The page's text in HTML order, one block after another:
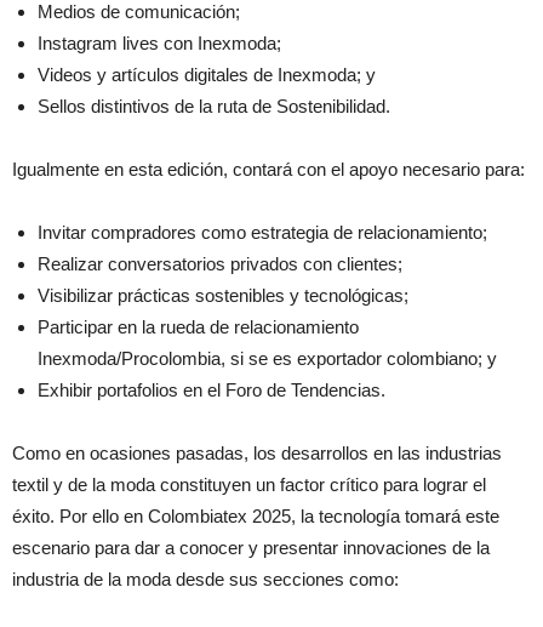
Medios de comunicación;
Instagram lives con Inexmoda;
Videos y artículos digitales de Inexmoda; y
Sellos distintivos de la ruta de Sostenibilidad.
Igualmente en esta edición, contará con el apoyo necesario para:
Invitar compradores como estrategia de relacionamiento;
Realizar conversatorios privados con clientes;
Visibilizar prácticas sostenibles y tecnológicas;
Participar en la rueda de relacionamiento
Inexmoda/Procolombia, si se es exportador colombiano; y
Exhibir portafolios en el Foro de Tendencias.
Como en ocasiones pasadas, los desarrollos en las industrias
textil y de la moda constituyen un factor crítico para lograr el
éxito. Por ello en Colombiatex 2025, la tecnología tomará este
escenario para dar a conocer y presentar innovaciones de la
industria de la moda desde sus secciones como: